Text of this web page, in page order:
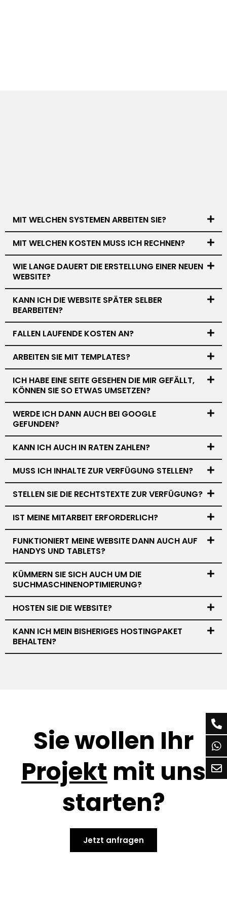
MIT WELCHEN SYSTEMEN ARBEITEN SIE?
MIT WELCHEN KOSTEN MUSS ICH RECHNEN?
WIE LANGE DAUERT DIE ERSTELLUNG EINER NEUEN
WEBSITE?
KANN ICH DIE WEBSITE SPÄTER SELBER
BEARBEITEN?
FALLEN LAUFENDE KOSTEN AN?
ARBEITEN SIE MIT TEMPLATES?
ICH HABE EINE SEITE GESEHEN DIE MIR GEFÄLLT,
KÖNNEN SIE SO ETWAS UMSETZEN?
WERDE ICH DANN AUCH BEI GOOGLE
GEFUNDEN?
KANN ICH AUCH IN RATEN ZAHLEN?
MUSS ICH INHALTE ZUR VERFÜGUNG STELLEN?
STELLEN SIE DIE RECHTSTEXTE ZUR VERFÜGUNG?
IST MEINE MITARBEIT ERFORDERLICH?
FUNKTIONIERT MEINE WEBSITE DANN AUCH AUF
HANDYS UND TABLETS?
KÜMMERN SIE SICH AUCH UM DIE
SUCHMASCHINENOPTIMIERUNG?
HOSTEN SIE DIE WEBSITE?
KANN ICH MEIN BISHERIGES HOSTINGPAKET
BEHALTEN?
Sie wollen Ihr
Projekt mit uns
starten?
Jetzt anfragen